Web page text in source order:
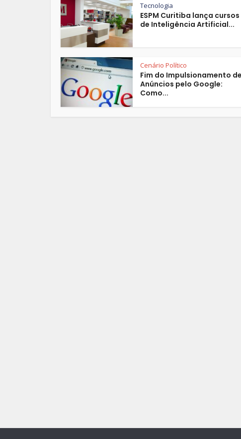
Tecnologia
ESPM Curitiba lança cursos
de Inteligência Artificial...
Cenário Político
Fim do Impulsionamento de
Anúncios pelo Google:
Como...